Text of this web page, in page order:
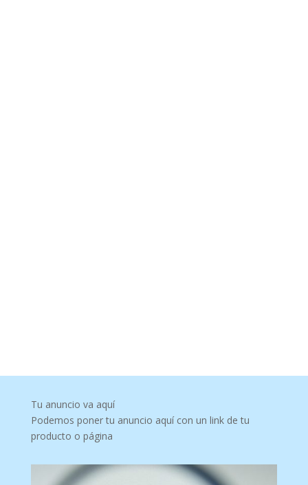
Tu anuncio va aquí
Podemos poner tu anuncio aquí con un link de tu
producto o página